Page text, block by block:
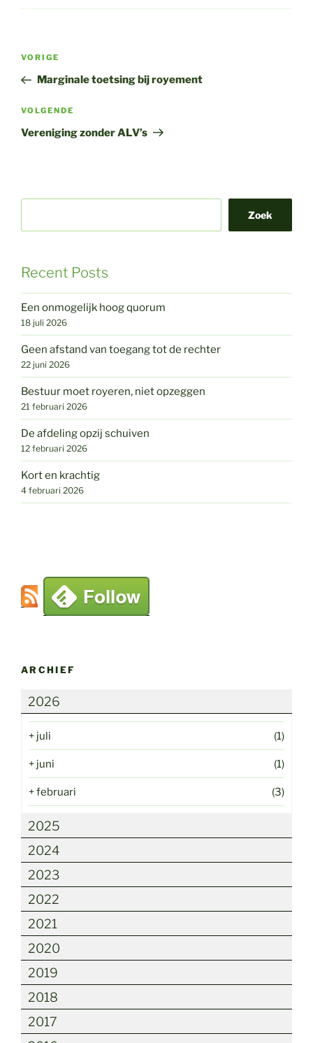
Bericht
Vorig
bericht
VORIGE
Marginale toetsing bij royement
Volgend
bericht
VOLGENDE
Vereniging zonder ALV’s
Zoek
Recent Posts
Een onmogelijk hoog quorum
18 juli 2026
Geen afstand van toegang tot de rechter
22 juni 2026
Bestuur moet royeren, niet opzeggen
21 februari 2026
De afdeling opzij schuiven
12 februari 2026
Kort en krachtig
4 februari 2026
ARCHIEF
2026
+ juli (1)
+ juni (1)
+februari (3)
2025
2024
2023
2022
2021
2020
2019
2018
2017